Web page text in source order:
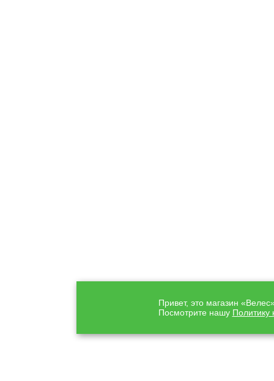
Привет, это магазин
Посмотрите нашу Политику